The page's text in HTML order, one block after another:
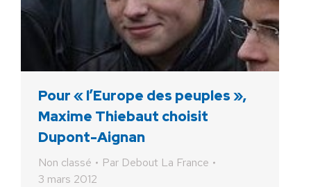
Pour « l’Europe des peuples »,
Maxime Thiebaut choisit
Dupont-Aignan
Non classé Par Debout La France
3 mars 2012